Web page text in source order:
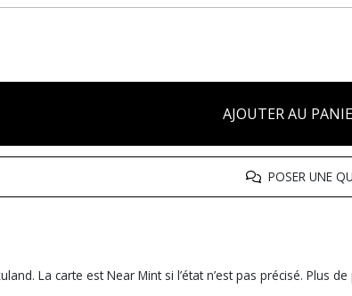
AJOUTER AU
POSER UNE
La carte est Near Mint si l’état n’est pas précisé.